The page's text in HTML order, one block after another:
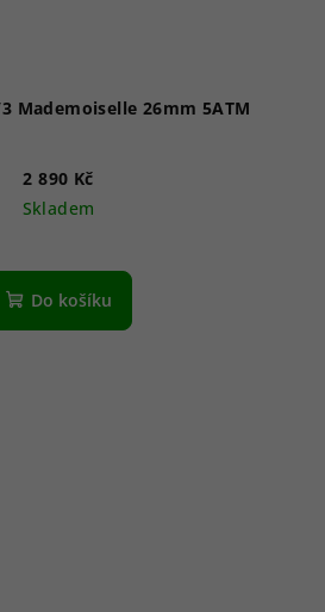
Mademoiselle 26mm 5ATM
2 890 Kč
Skladem
Do košíku